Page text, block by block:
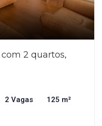
2 quartos,
2 Vagas 125 m²